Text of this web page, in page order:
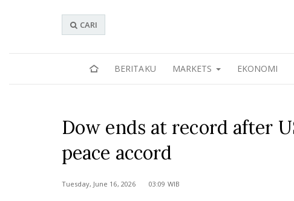
CARI
BERITAKU MARKETS EKONOMI
Dow ends at record after
peace accord
Tuesday, June 16, 2026 03:09 WIB